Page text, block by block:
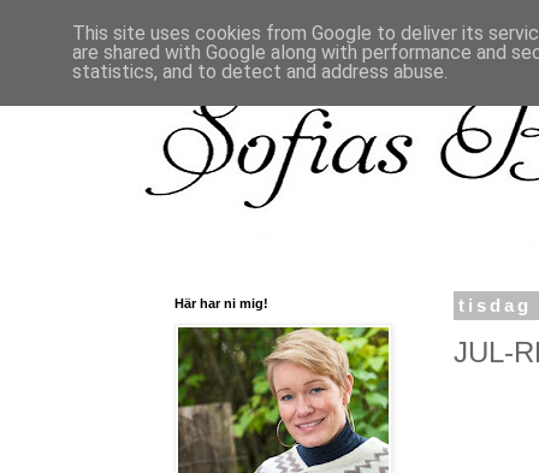
tisdag
JUL-
Här har ni mig!
This site uses cookies from Google to deliver its
are shared with Google along with performance and
statistics, and to detect and address abuse.